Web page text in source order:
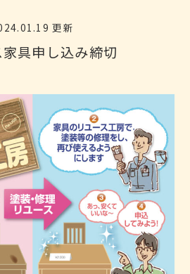
更新
家具申し込み締切